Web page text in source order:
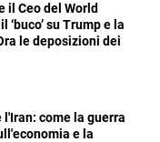
il Ceo del World
‘buco’ su Trump e la
le deposizioni dei
l'Iran: come la guerra
e la